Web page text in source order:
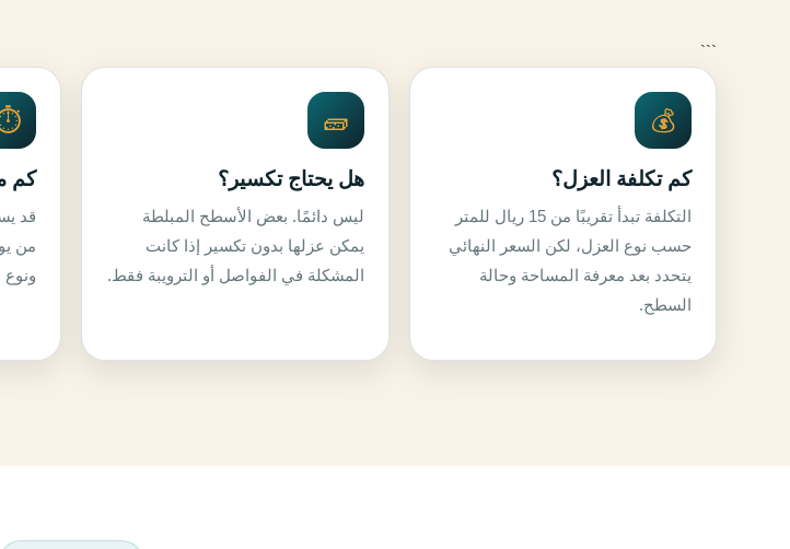
```
💰
كم تكلفة العزل؟
التكلفة تبدأ تقريبًا من 15 ريال للمتر
حسب نوع العزل، لكن السعر النهائي
يتحدد بعد معرفة المساحة وحالة
السطح.
🧱
هل يحتاج تكسير؟
ليس دائمًا. بعض الأسطح المبلطة
يمكن عزلها بدون تكسير إذا كانت
المشكلة في الفواصل أو الترويبة فقط.
كم
قد
من